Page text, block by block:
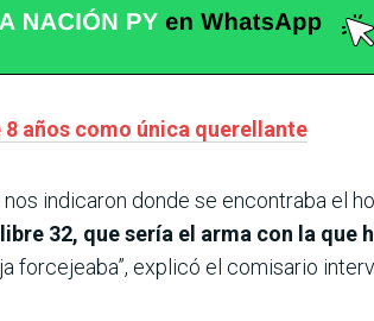
años como única querellante
indicaron donde se encontraba el
32, que sería el arma con la que
forcejeaba”, explicó el comisario